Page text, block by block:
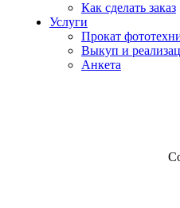
Как сделать заказ
Услуги
Прокат
Выкуп и
Анкета